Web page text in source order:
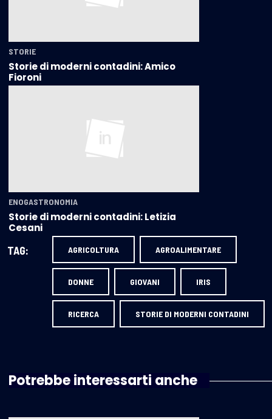
STORIE
Storie di moderni contadini: Amico
Fioroni
ENOGASTRONOMIA
Storie di moderni contadini: Letizia
Cesani
TAG: AGRICOLTURA AGROALIMENTARE
DONNE GIOVANI IRIS
RICERCA STORIE DI MODERNI CONTADINI
Potrebbe interessarti anche